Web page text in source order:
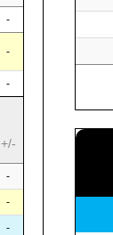
-
-
-
+/-
-
-
-